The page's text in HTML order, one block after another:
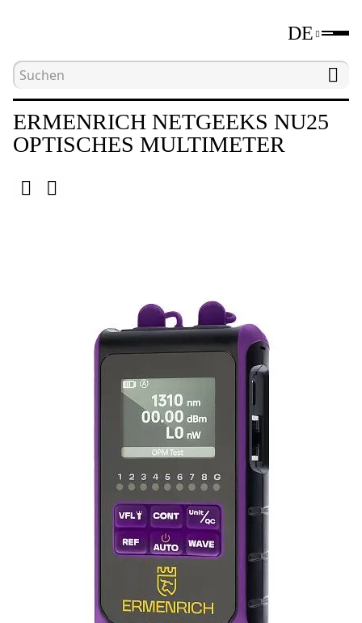
DE
Hauptseite Werkzeuge zum Testen
ERMENRICH NETGEEKS NU25
OPTISCHES MULTIMETER